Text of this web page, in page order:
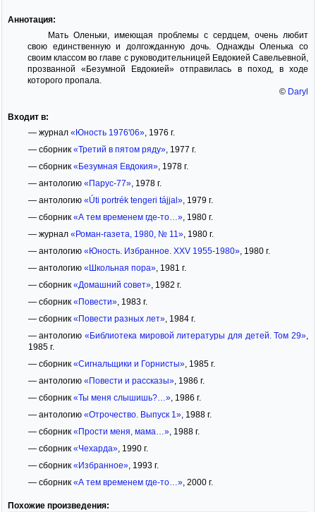
Аннотация:
Мать Оленьки, имеющая проблемы с сердцем, очень любит
свою единственную и долгожданную дочь. Однажды Оленька со
своим классом во главе с руководительницей Евдокией Савельевной,
прозванной «Безумной Евдокией» отправилась в поход, в ходе
которого пропала.
© Daryl
Входит в:
— журнал «Юность 1976'06», 1976 г.
— сборник «Третий в пятом ряду», 1977 г.
— сборник «Безумная Евдокия», 1978 г.
— антологию «Парус-77», 1978 г.
— антологию «Úti portrék tengeri tájjal», 1979 г.
— сборник «А тем временем где-то…», 1980 г.
— журнал «Роман-газета, 1980, № 11», 1980 г.
— антологию «Юность. Избранное. XXV 1955-1980», 1980 г.
— антологию «Школьная пора», 1981 г.
— сборник «Домашний совет», 1982 г.
— сборник «Повести», 1983 г.
— сборник «Повести разных лет», 1984 г.
— антологию«Библиотека мировой литературы для детей. Том 29»
1985 г.
— сборник «Сигнальщики и Горнисты», 1985 г.
— антологию «Повести и рассказы», 1986 г.
— сборник «Ты меня слышишь?…», 1986 г.
— антологию «Отрочество. Выпуск 1», 1988 г.
— сборник «Прости меня, мама…», 1988 г.
— сборник «Чехарда», 1990 г.
— сборник «Избранное», 1993 г.
— сборник «А тем временем где-то…», 2000 г.
Похожие произведения: